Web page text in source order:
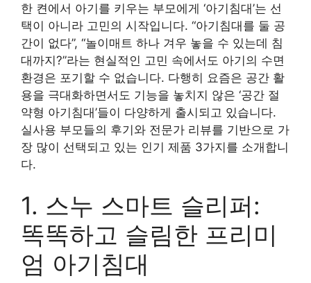
한 켠에서 아기를 키우는 부모에게 ‘아기침대’는 선
택이 아니라 고민의 시작입니다. “아기침대를 둘 공
간이 없다”, “놀이매트 하나 겨우 놓을 수 있는데 침
대까지?”라는 현실적인 고민 속에서도 아기의 수면
환경은 포기할 수 없습니다. 다행히 요즘은 공간 활
용을 극대화하면서도 기능을 놓치지 않은 ‘공간 절
약형 아기침대’들이 다양하게 출시되고 있습니다.
실사용 부모들의 후기와 전문가 리뷰를 기반으로 가
장 많이 선택되고 있는 인기 제품 3가지를 소개합니
다.
1. 스누 스마트 슬리퍼:
똑똑하고 슬림한 프리미
엄 아기침대